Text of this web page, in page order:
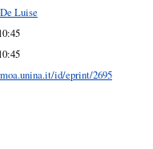
Luise
id/eprint/2695